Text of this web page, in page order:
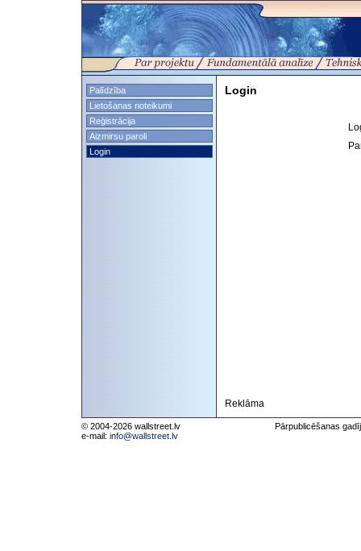
Palīdzība
Lietošanas noteikumi
Reģistrācija
Aizmirsu paroli
Login
Login
Reklāma
© 2004-2026 wallstreet.lv
e-mail: info@wallstreet.lv
Pārpublicēšanas